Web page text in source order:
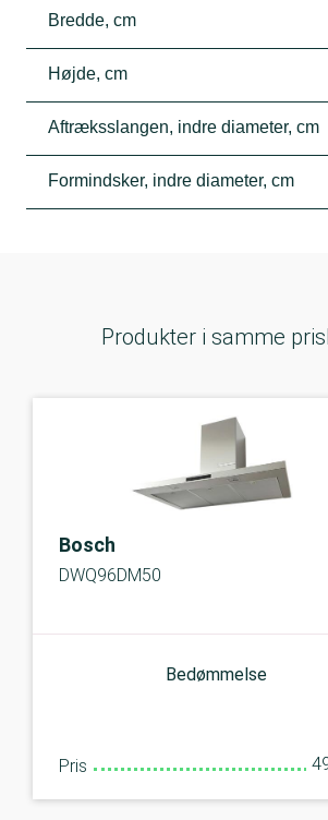
Bredde, cm
Højde, cm
Aftræksslangen, indre diameter, cm
Formindsker, indre diameter, cm
Produkter i samme
Bosch
DWQ96DM50
Bedømmelse
Pris